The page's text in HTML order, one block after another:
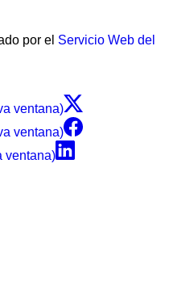
por el Servicio Web del
ventana)
ventana)
ventana)